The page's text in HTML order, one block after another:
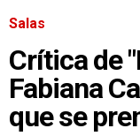
Salas
Crítica de
Fabiana
que se